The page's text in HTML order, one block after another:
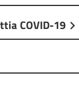
COVID-19